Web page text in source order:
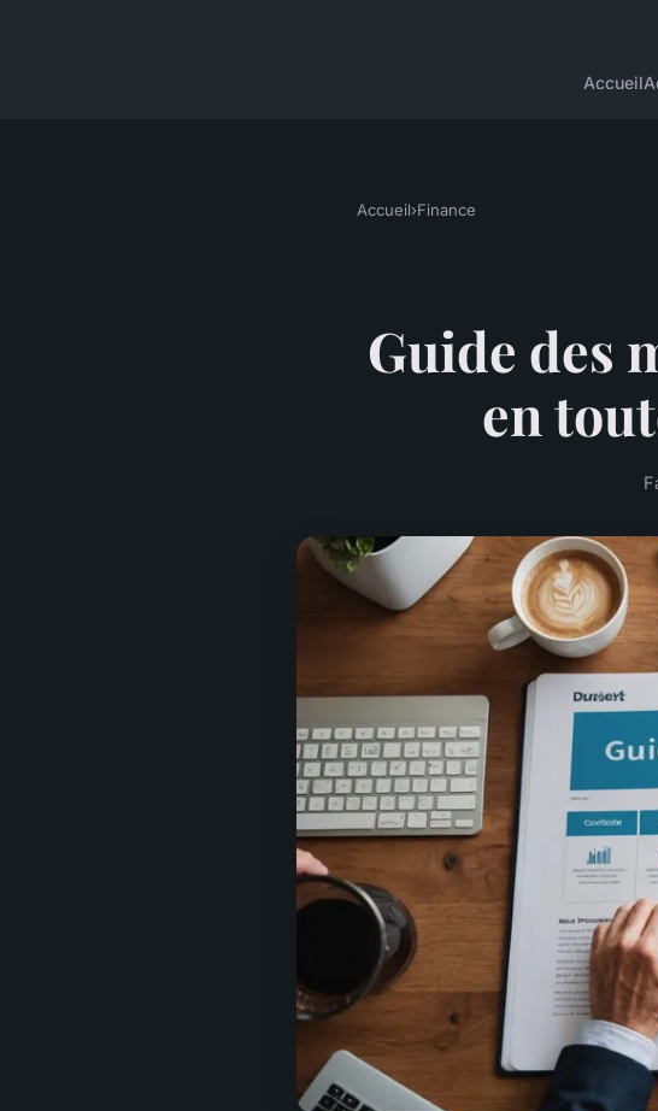
Accueil
Accueil›Finance
Guide des
en